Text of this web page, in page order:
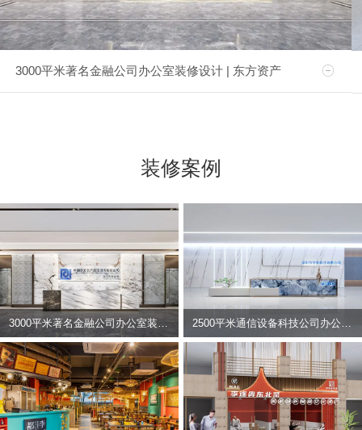
3000平米著名金融公司办公室装修设计 | 东方资产
装修案例
2500平米通信设备科技公司办公室设计 | 宇泰科技